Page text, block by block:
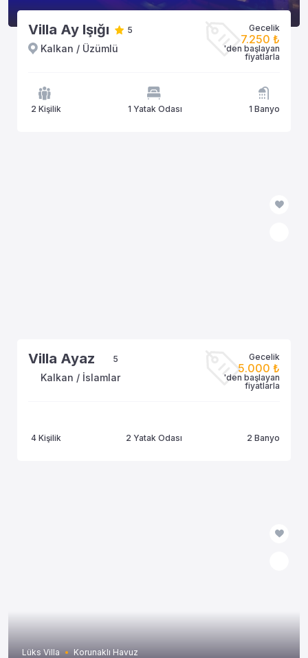
Villa Ay Işığı 5
Kalkan / Üzümlü
Gecelik
7.250 ₺
'den başlayan
fiyatlarla
2 Kişilik 1 Yatak Odası 1 Banyo
Villa Ayaz 5
Kalkan / İslamlar
Gecelik
5.000 ₺
'den başlayan
fiyatlarla
4 Kişilik 2 Yatak Odası 2 Banyo
Lüks Villa Korunaklı Havuz